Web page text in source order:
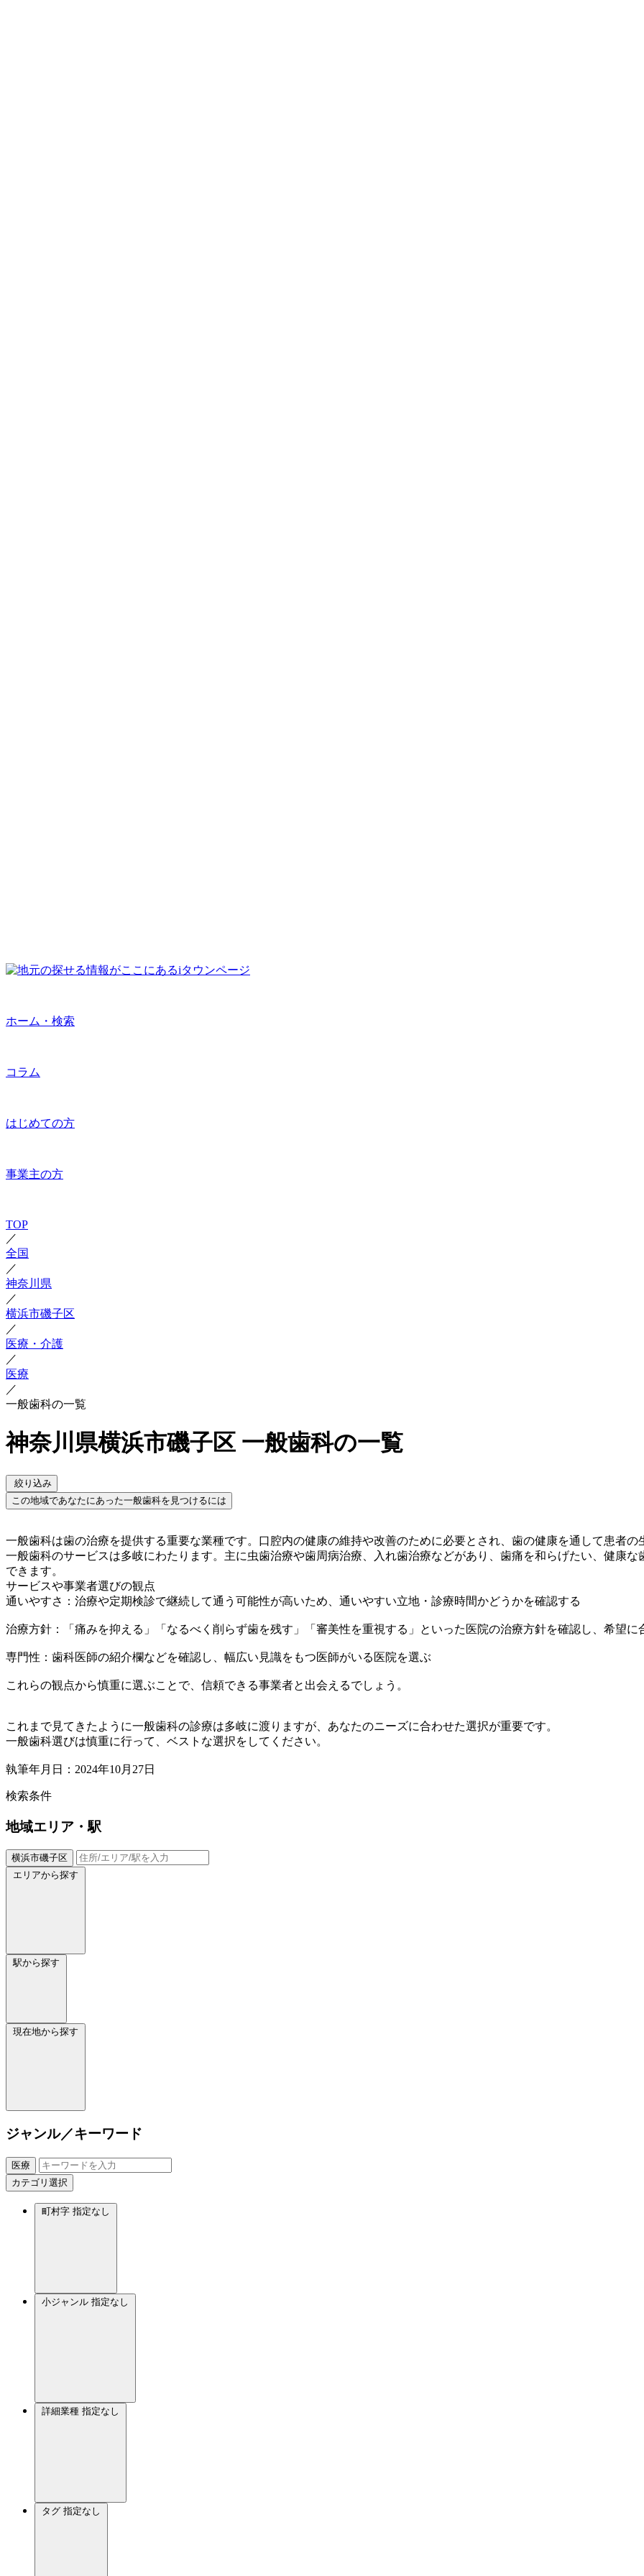
ホーム・検索
コラム
はじめての方
事業主の方
TOP
／
全国
／
神奈川県
／
横浜市磯子区
／
医療・介護
／
医療
／
一般歯科の一覧
神奈川県横浜市磯子区 一般歯科の一覧
絞り込み
この地域であなたにあった一般歯科を見つけるには
一般歯科は歯の治療を提供する重要な業種です。口腔内の健康の維持や改善のために必要とされ、歯の健康を通して患者の
一般歯科のサービスは多岐にわたります。主に虫歯治療や歯周病治療、入れ歯治療などがあり、歯痛を和らげたい、健康
できます。
サービスや事業者選びの観点
通いやすさ：治療や定期検診で継続して通う可能性が高いため、通いやすい立地・診療時間かどうかを確認する
治療方針：「痛みを抑える」「なるべく削らず歯を残す」「審美性を重視する」といった医院の治療方針を確認し、希望に
専門性：歯科医師の紹介欄などを確認し、幅広い見識をもつ医師がいる医院を選ぶ
これらの観点から慎重に選ぶことで、信頼できる事業者と出会えるでしょう。
これまで見てきたように一般歯科の診療は多岐に渡りますが、あなたのニーズに合わせた選択が重要です。
一般歯科選びは慎重に行って、ベストな選択をしてください。
執筆年月日：2024年10月27日
検索条件
地域エリア・駅
横浜市磯子区
エリアから探す
駅から探す
現在地から探す
ジャンル／キーワード
医療
カテゴリ選択
町村字 指定なし
小ジャンル 指定なし
詳細業種 指定なし
タグ 指定なし